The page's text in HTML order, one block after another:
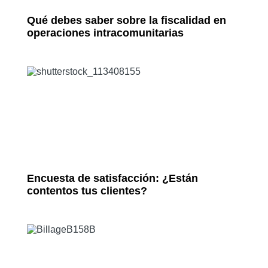
Qué debes saber sobre la fiscalidad en
operaciones intracomunitarias
Encuesta de satisfacción: ¿Están
contentos tus clientes?